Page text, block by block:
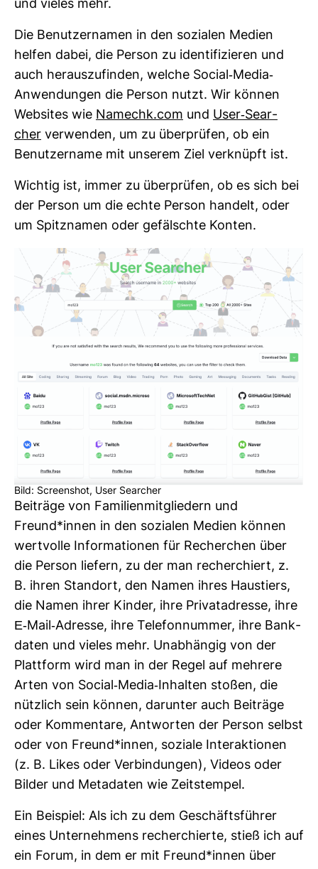
und vieles mehr.
Die Benut­zer­namen in den sozialen Medien
helfen dabei, die Person zu iden­ti­fi­zieren und
auch her­aus­zu­finden, welche Social-​Media-​
Anwen­dungen die Person nutzt. Wir können
Web­sites wie Namechk.com und User-​Sear­
cher ver­wenden, um zu über­prüfen, ob ein
Benut­zer­name mit unserem Ziel ver­knüpft ist.
Wichtig ist, immer zu über­prüfen, ob es sich bei
der Person um die echte Person han­delt, oder
um Spitz­namen oder gefälschte Konten.
Bild: Screenshot, User Searcher
Bei­träge von Fami­li­en­mit­glie­dern und
Freund*innen in den sozialen Medien können
wert­volle Infor­ma­tionen für Recher­chen über
die Person lie­fern, zu der man recher­chiert, z.
B. ihren Standort, den Namen ihres Haus­tiers,
die Namen ihrer Kinder, ihre Pri­vat­adresse, ihre
E-​Mail-​Adresse, ihre Tele­fon­nummer, ihre Bank­
daten und vieles mehr. Unab­hängig von der
Platt­form wird man in der Regel auf meh­rere
Arten von Social-​Media-​Inhalten stoßen, die
nütz­lich sein können, dar­unter auch Bei­träge
oder Kom­men­tare, Ant­worten der Person selbst
oder von Freund*innen, soziale Inter­ak­tionen
(z. B. Likes oder Ver­bin­dungen), Videos oder
Bilder und Meta­daten wie Zeit­stempel.
Ein Bei­spiel: Als ich zu dem Geschäfts­führer
eines Unter­neh­mens recher­chierte, stieß ich auf
ein Forum, in dem er mit Freund*innen über